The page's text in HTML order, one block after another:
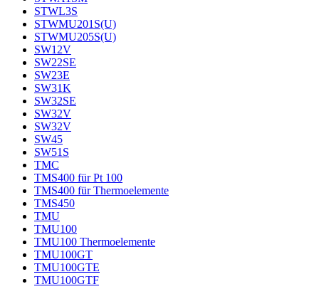
STWL3S
STWMU201S(U)
STWMU205S(U)
SW12V
SW22SE
SW23E
SW31K
SW32SE
SW32V
SW32V
SW45
SW51S
TMC
TMS400 für Pt 100
TMS400 für Thermoelemente
TMS450
TMU
TMU100
TMU100 Thermoelemente
TMU100GT
TMU100GTE
TMU100GTF